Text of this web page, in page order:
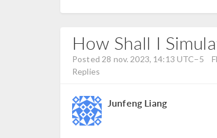
How Shall I
Posted 28 nov. 2023, 14:13 UTC−5
Replies
Junfeng Liang